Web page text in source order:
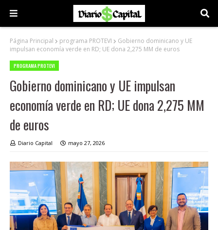
Página Principal programa PROTEVI
Gobierno dominicano y UE
impulsan economía verde en RD; UE dona 2,275 MM de euros
PROGRAMA PROTEVI
Gobierno dominicano y UE impulsan
economía verde en RD; UE dona 2,275 MM
de euros
Diario Capital mayo 27, 2026